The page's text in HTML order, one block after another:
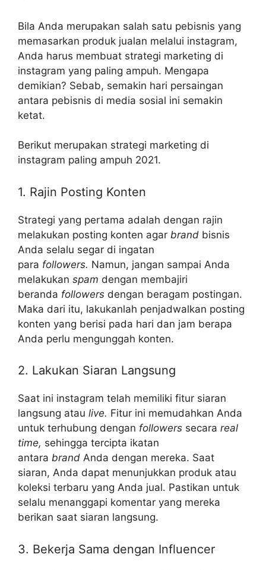
Bila Anda merupakan salah satu pebisnis yang
memasarkan produk jualan melalui instagram,
Anda harus membuat strategi marketing di
instagram yang paling ampuh. Mengapa
demikian? Sebab, semakin hari persaingan
antara pebisnis di media sosial ini semakin
ketat.
Berikut merupakan strategi marketing di
instagram paling ampuh 2021.
1. Rajin Posting Konten
Strategi yang pertama adalah dengan rajin
melakukan posting konten agar brand bisnis
Anda selalu segar di ingatan
para followers. Namun, jangan sampai Anda
melakukan spam dengan membajiri
beranda followers dengan beragam postingan.
Maka dari itu, lakukanlah penjadwalkan posting
konten yang berisi pada hari dan jam berapa
Anda perlu mengunggah konten.
2. Lakukan Siaran Langsung
Saat ini instagram telah memiliki fitur siaran
langsung atau live. Fitur ini memudahkan Anda
untuk terhubung dengan followers secara real
time, sehingga tercipta ikatan
antara brand Anda dengan mereka. Saat
siaran, Anda dapat menunjukkan produk atau
koleksi terbaru yang Anda jual. Pastikan untuk
selalu menanggapi komentar yang mereka
berikan saat siaran langsung.
3. Bekerja Sama dengan Influencer